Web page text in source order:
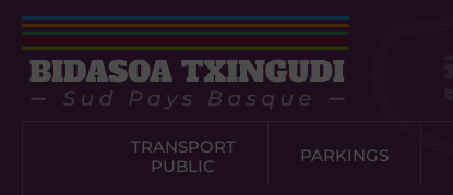
TRANSPORT
PUBLIC
PARKINGS